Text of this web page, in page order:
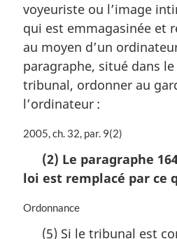
voyeuriste ou l’image
qui est emmagasinée et
au moyen d’un
paragraphe, situé dans
tribunal, ordonner au
l’ordinateur :
N
e
a
2005, ch. 32, par. 9(2)
(2) Le paragraphe
loi est remplacé par ce
N
Ordonnance
(5) Si le tribunal est